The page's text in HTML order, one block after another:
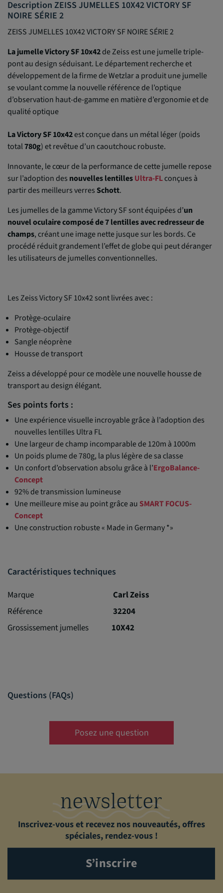
Description ZEISS JUMELLES 10X42 VICTORY SF
NOIRE SÉRIE 2
ZEISS JUMELLES 10X42 VICTORY SF NOIRE SÉRIE 2
La jumelle Victory SF 10x42de Zeiss est une jumelle triple-
pont au design séduisant. Le département recherche et
développement de la firme de Wetzlar a produit une jumelle
se voulant comme la nouvelle référence de l’optique
d’observation haut-de-gamme en matière d’ergonomie et de
qualité optique
La Victory SF 10x42est conçue dans un métal léger (poids
total780g) et revêtue d’un caoutchouc robuste.
Innovante, le cœur de la performance de cette jumelle repose
sur l’adoption des nouvelles lentillesUltra-FLconçues à
partir des meilleurs verresSchott.
Les jumelles de la gamme Victory SF sont équipées d’un
nouvel oculaire composé de 7 lentilles avec redresseur de
champs, créant une image nette jusque sur les bords. Ce
procédé réduit grandement l’effet de globe qui peut déranger
les utilisateurs de jumelles conventionnelles.
Les Zeiss Victory SF 10x42 sont livrées avec :
Protège-oculaire
Protège-objectif
Sangle néoprène
Housse de transport
Zeiss a développé pour ce modèle une nouvelle housse de
transport au design élégant.
Ses points forts :
Une expérience visuelle incroyable grâce à l’adoption des
nouvelles lentilles Ultra FL
Une largeur de champ incomparable de 120m à 1000m
Un poids plume de 780g, la plus légère de sa classe
Un confort d’observation absolu grâce à l’ErgoBalance-
Concept
92% de transmission lumineuse
Une meilleure mise au point grâce au SMART FOCUS-
Concept
Une construction robuste « Made in Germany *»
Caractéristiques techniques
Marque
Carl Zeiss
Référence
32204
Grossissement jumelles
10X42
Questions (FAQs)
Posez une question
newsletter
Inscrivez-vous et recevez nos nouveautés, offres
spéciales, rendez-vous !
S’inscrire